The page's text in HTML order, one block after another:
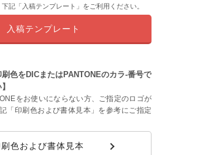
下記「入稿テンプレート」をご利用ください。
入稿テンプレート
刷色をDICまたはPANTONEのカラ-番号で
をお使いにならない方、ご指定のロゴが
「印刷色および書体見本」を参考にご指定
刷色および書体見本